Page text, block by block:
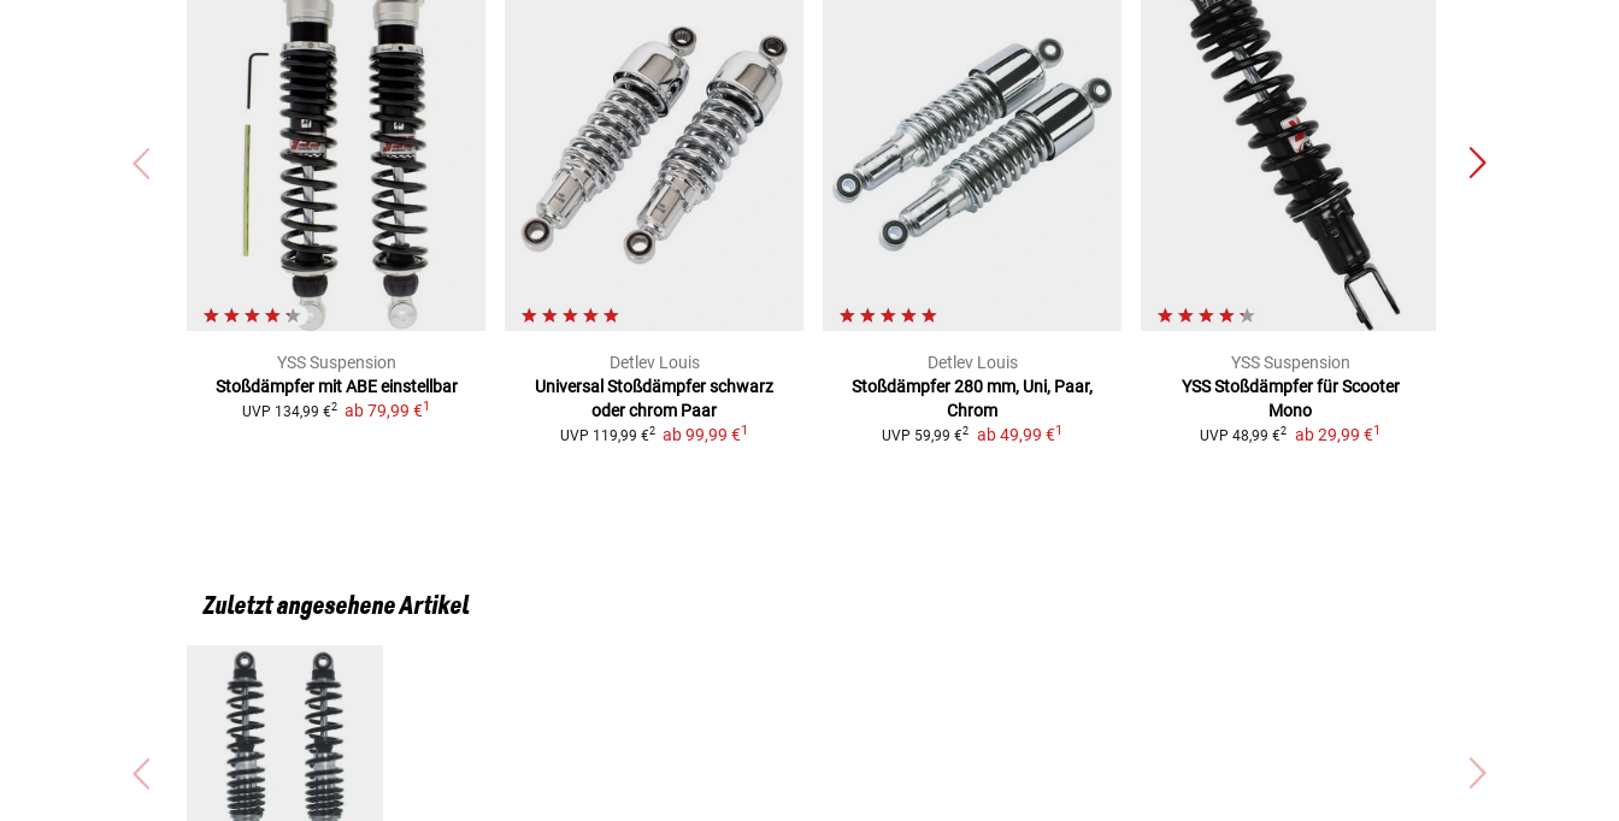
YSS Suspension
Stoßdämpfer mit ABE einstellbar
UVP 134,99 €2 ab79,99 €1
Detlev Louis
Universal Stoßdämpfer schwarz
oder chrom Paar
UVP 119,99 €2 ab99,99 €1
Detlev Louis
Stoßdämpfer280 mm, Uni, Paar,
Chrom
UVP 59,99 €2 ab 49,99 €1
YSS Suspension
YSS Stoßdämpfer für Scooter
Mono
UVP 48,99 €2 ab 29,99 €1
Zuletzt angesehene Artikel